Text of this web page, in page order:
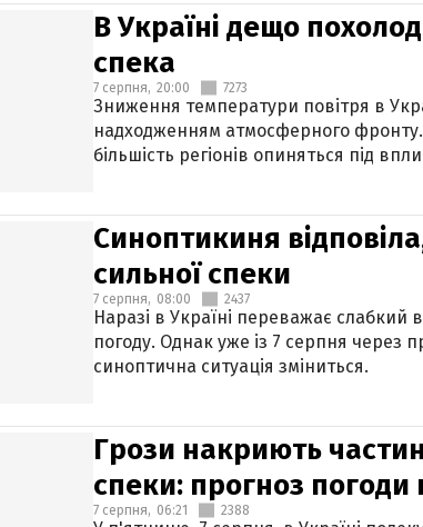
В Україні дещо
спека
7 серпня, 20:00 7273
Зниження температури повітря в
надходженням атмосферного
більшість регіонів опиняться під
Синоптикиня
сильної спеки
7 серпня, 08:00 2437
Наразі в Україні переважає
погоду. Однак уже із 7 серпня
синоптична ситуація зміниться.
Грози накриють
спеки: прогноз погоди
7 серпня, 06:21 2388